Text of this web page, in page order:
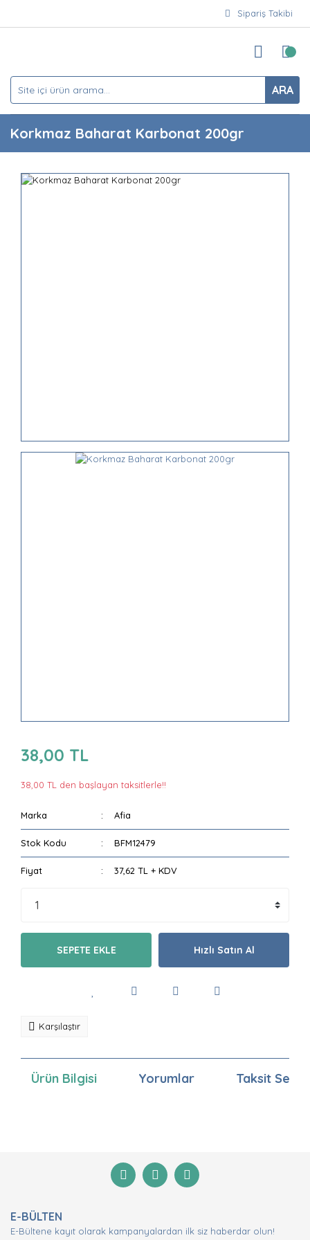
Sipariş Takibi
ARA
Korkmaz Baharat Karbonat 200gr
38,00 TL
38,00 TL den başlayan taksitlerle!!
Marka Afia
Stok Kodu BFM12479
Fiyat 37,62 TL + KDV
SEPETE EKLE Hızlı Satın Al
Karşılaştır
Ürün Bilgisi Yorumlar Taksit
Yorum Yaz
Görüş ve önerileriniz için teşekkür ederiz.
Ürün açıklamasında eksik bilgiler bulunuyor.
E-BÜLTEN
E-Bültene kayıt olarak kampanyalardan ilk siz haberdar olun!